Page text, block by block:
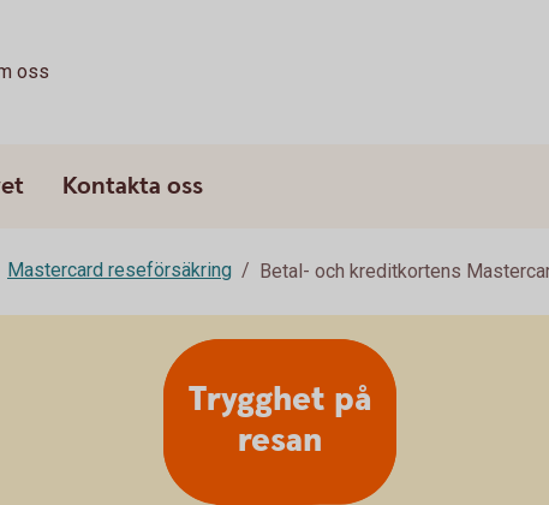
oss
Kontakta oss
Mastercard reseförsäkring Betal- och kreditkortens
Trygghet på
resan